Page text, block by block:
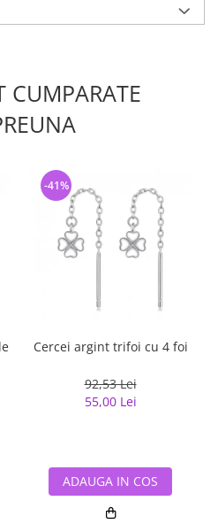
CUMPARATE
Cercei argint trifoi cu 4 foi
92,53 Lei
55,00 Lei
-41%
ADAUGA IN COS